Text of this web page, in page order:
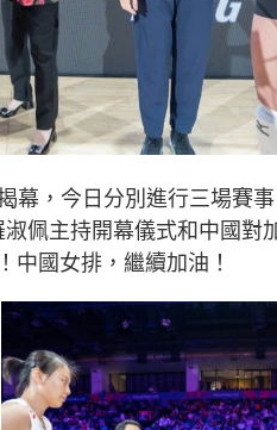
幕，今日分別進行三場賽
佩主持開幕儀式和中國對
中國女排，繼續加油！